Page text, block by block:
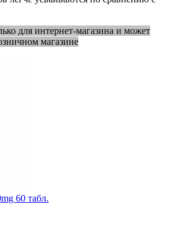
для интернет-магазина и может
магазине
60 табл.